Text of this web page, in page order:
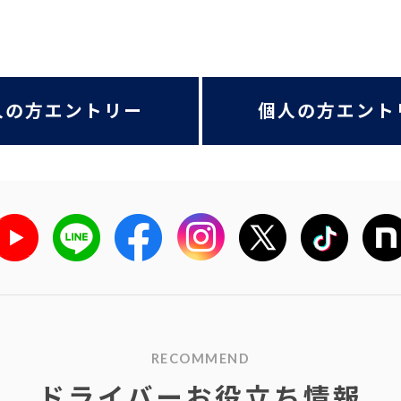
方エントリー 個人の方エント
RECOMMEND